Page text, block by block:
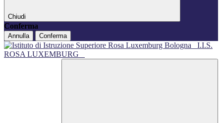
Chiudi
Conferma
Annulla Conferma
I.I.S.
ROSA LUXEMBURG